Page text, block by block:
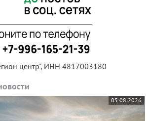
центр", ИНН 4817003180
05.08.2026